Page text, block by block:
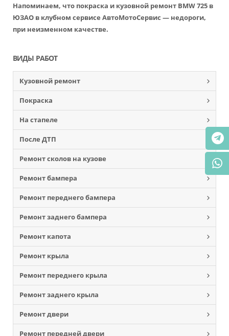
Напоминаем, что покраска и кузовной ремонт BMW 725 в
ЮЗАО в клубном сервисе АвтоМотоСервис — недороги,
при неизменном качестве.
ВИДЫ РАБОТ
Кузовной ремонт
Покраска
На стапеле
После ДТП
Ремонт сколов на кузове
Ремонт бампера
Ремонт переднего бампера
Ремонт заднего бампера
Ремонт капота
Ремонт крыла
Ремонт переднего крыла
Ремонт заднего крыла
Ремонт двери
Ремонт передней двери